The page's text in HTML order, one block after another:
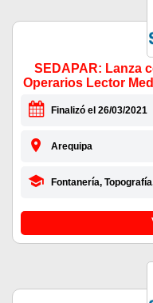
SEDAPAR: Lanza
Operarios Lector
Finalizó el 26/03/2021
Arequipa
Fontanería,